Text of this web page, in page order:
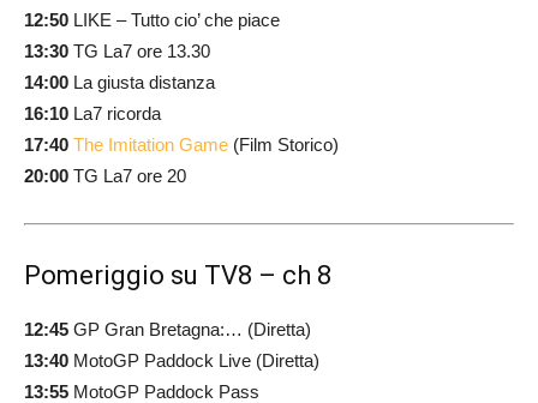
12:50 LIKE – Tutto cio’ che piace
13:30 TG La7 ore 13.30
14:00 La giusta distanza
16:10 La7 ricorda
17:40 The Imitation Game (Film Storico)
20:00 TG La7 ore 20
Pomeriggio su TV8 – ch 8
12:45 GP Gran Bretagna:… (Diretta)
13:40 MotoGP Paddock Live (Diretta)
13:55 MotoGP Paddock Pass